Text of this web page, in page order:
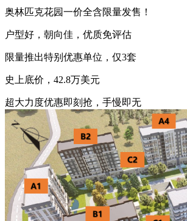
奥林匹克花园一价全含限量发售！
户型好，朝向佳，优质免评估
限量推出特别优惠单位，仅3套
史上底价，42.8万美元
超大力度优惠即刻抢，手慢即无